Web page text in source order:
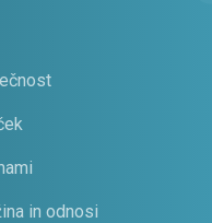
in odnosi